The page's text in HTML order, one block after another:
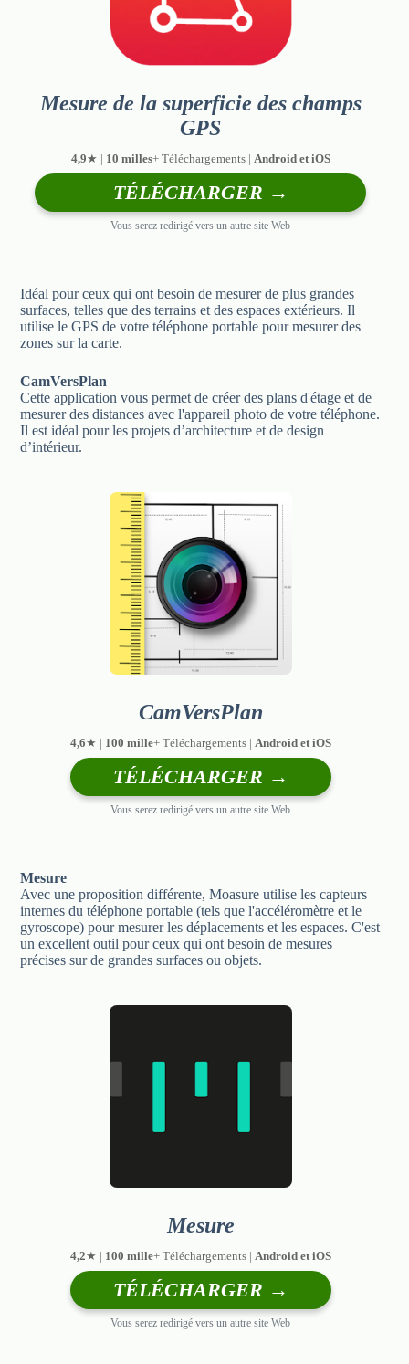
Mesure de la superficie des champs
GPS
4,9★ | 10 milles+ Téléchargements | Android et iOS
TÉLÉCHARGER →
Vous serez redirigé vers un autre site Web
Idéal pour ceux qui ont besoin de mesurer de plus grandes
surfaces, telles que des terrains et des espaces extérieurs. Il
utilise le GPS de votre téléphone portable pour mesurer des
zones sur la carte.
CamVersPlan
Cette application vous permet de créer des plans d'étage et de
mesurer des distances avec l'appareil photo de votre téléphone.
Il est idéal pour les projets d’architecture et de design
d’intérieur.
CamVersPlan
4,6★ | 100 mille+ Téléchargements | Android et iOS
TÉLÉCHARGER →
Vous serez redirigé vers un autre site Web
Mesure
Avec une proposition différente, Moasure utilise les capteurs
internes du téléphone portable (tels que l'accéléromètre et le
gyroscope) pour mesurer les déplacements et les espaces. C'est
un excellent outil pour ceux qui ont besoin de mesures
précises sur de grandes surfaces ou objets.
Mesure
4,2★ | 100 mille+ Téléchargements | Android et iOS
TÉLÉCHARGER →
Vous serez redirigé vers un autre site Web